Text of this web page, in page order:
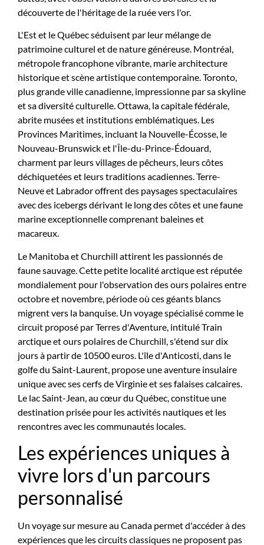
découverte de l'héritage de la ruée vers l'or.
L'Est et le Québec séduisent par leur mélange de
patrimoine culturel et de nature généreuse. Montréal,
métropole francophone vibrante, marie architecture
historique et scène artistique contemporaine. Toronto,
plus grande ville canadienne, impressionne par sa skyline
et sa diversité culturelle. Ottawa, la capitale fédérale,
abrite musées et institutions emblématiques. Les
Provinces Maritimes, incluant la Nouvelle-Écosse, le
Nouveau-Brunswick et l'Île-du-Prince-Édouard,
charment par leurs villages de pêcheurs, leurs côtes
déchiquetées et leurs traditions acadiennes. Terre-
Neuve et Labrador offrent des paysages spectaculaires
avec des icebergs dérivant le long des côtes et une faune
marine exceptionnelle comprenant baleines et
macareux.
Le Manitoba et Churchill attirent les passionnés de
faune sauvage. Cette petite localité arctique est réputée
mondialement pour l'observation des ours polaires entre
octobre et novembre, période où ces géants blancs
migrent vers la banquise. Un voyage spécialisé comme le
circuit proposé par Terres d'Aventure, intitulé Train
arctique et ours polaires de Churchill, s'étend sur dix
jours à partir de 10500 euros. L'île d'Anticosti, dans le
golfe du Saint-Laurent, propose une aventure insulaire
unique avec ses cerfs de Virginie et ses falaises calcaires.
Le lac Saint-Jean, au cœur du Québec, constitue une
destination prisée pour les activités nautiques et les
rencontres avec les communautés locales.
Les expériences uniques à
vivre lors d'un parcours
personnalisé
Un voyage sur mesure au Canada permet d'accéder à des
expériences que les circuits classiques ne proposent pas